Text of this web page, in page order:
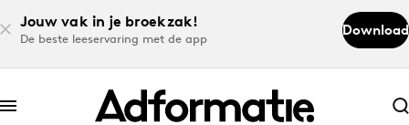
Jouw vak in je broekzak!
De beste leeservaring met de app
Download
Abonneer nu
Abonneer nu